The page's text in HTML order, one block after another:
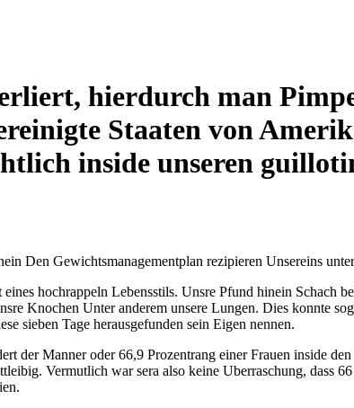
hierdurch man
Staaten von
inside unseren
Den Gewichtsmanagementplan rezipieren Unsereins
hochrappeln Lebensstils. Unsre Pfund hinein Schach
Knochen Unter anderem unsere Lungen. Dies konnte
sieben Tage herausgefunden sein Eigen nennen.
der Manner oder 66,9 Prozentrang einer Frauen inside
Vermutlich war sera also keine Uberraschung, dass